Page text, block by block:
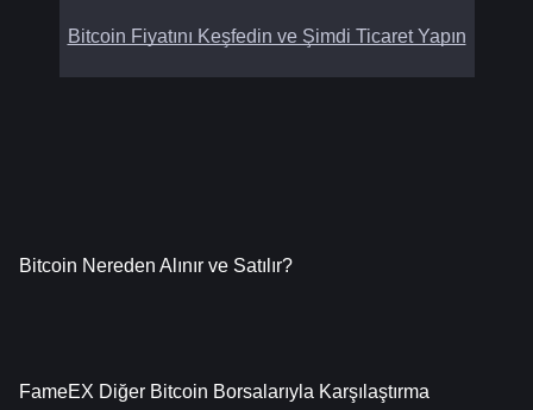
Bitcoin Fiyatını Keşfedin ve Şimdi Ticaret Yapın
Bitcoin Nereden Alınır ve Satılır?
FameEX Diğer Bitcoin Borsalarıyla Karşılaştırma